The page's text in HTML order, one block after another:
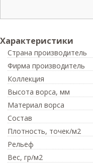
Характеристики
Страна производитель
Фирма производитель
Коллекция
Высота ворса, мм
Материал ворса
Состав
Плотность, точек/м2
Рельеф
Вес, гр/м2